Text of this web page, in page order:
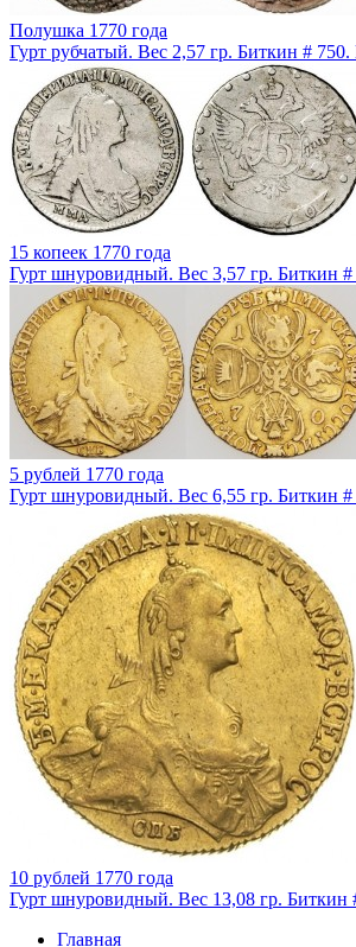
Полушка 1770 года
Гурт рубчатый. Вес 2,57 гр. Биткин #
15 копеек 1770 года
Гурт шнуровидный. Вес 3,57 гр. Биткин
5 рублей 1770 года
Гурт шнуровидный. Вес 6,55 гр. Биткин
10 рублей 1770 года
Гурт шнуровидный. Вес 13,08 гр. Биткин
Главная